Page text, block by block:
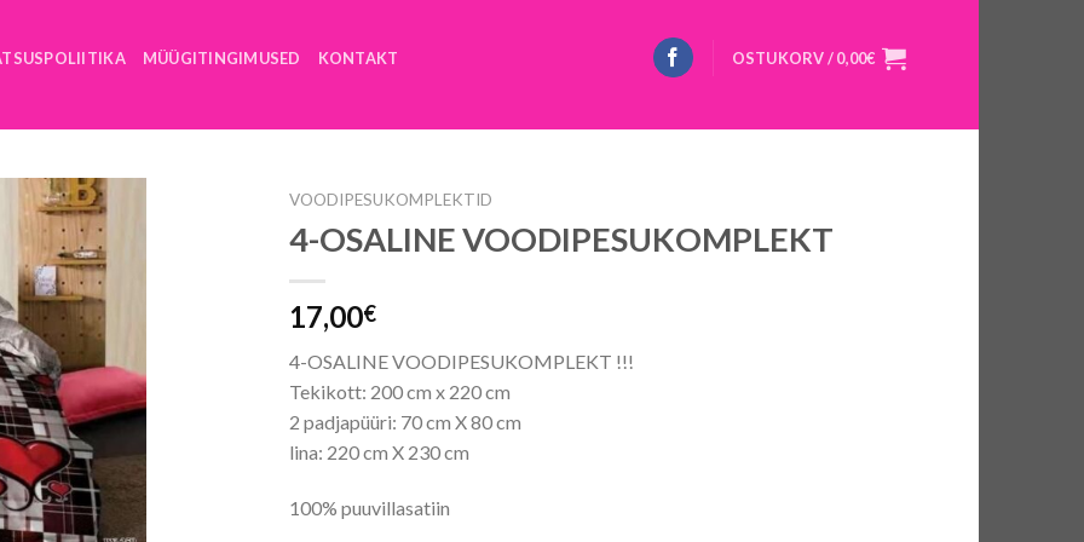
MÜÜGITINGIMUSED KONTAKT OSTUKORV /0,00€
VOODIPESUKOMPLEKTID
4-OSALINE VOODIPESUKOMPLEKT
17,00€
4-OSALINE VOODIPESUKOMPLEKT !!!
Tekikott: 200 cm x 220 cm
2 padjapüüri: 70 cm X 80 cm
lina: 220 cm X 230 cm
100% puuvillasatiin